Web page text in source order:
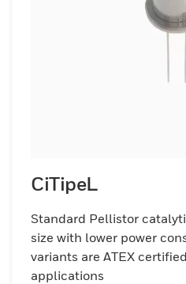
CiTipeL
Standard Pellistor
size with lower power
variants are ATEX
applications